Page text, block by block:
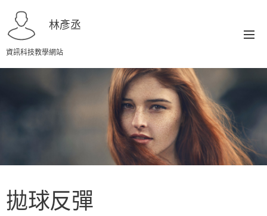
林彥丞
資訊科技教學網站
拋球反彈